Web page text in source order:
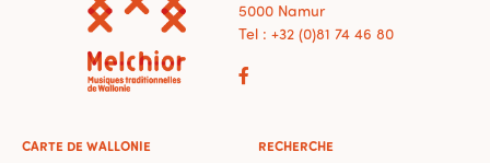
5000 Namur
Tel : +32 (0)81 74 46 80
CARTE DE WALLONIE
RECHERCHE